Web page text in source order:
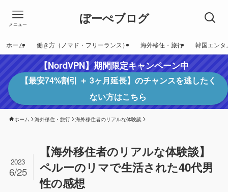
ぼーぺブログ
メニュー
ホーム 働き方（ノマド・フリーランス） 海外移住・旅行 韓国エンタ
【NordVPN】期間限定キャンペーン中
【最安74%割引 ＋ 3ヶ月延長】のチャンスを逃したく
ない方はこちら
ホーム 海外移住・旅行 海外移住者のリアルな体験談
【海外移住者のリアルな体験談】
ペルーのリマで生活された40代男
性の感想
2023
6/25